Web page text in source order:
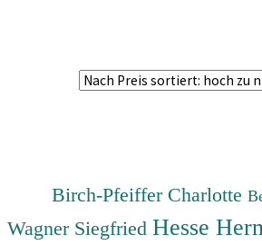
Birch-Pfeiffer Charlotte
Wagner Siegfried Hesse